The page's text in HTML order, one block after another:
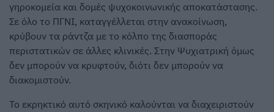
γηροκομεία και δομές ψυχοκοινωνικής αποκατάστασης.
Σε όλο το ΠΓΝΙ, καταγγέλλεται στην ανακοίνωση,
κρύβουν τα ράντζα με το κόλπο της διασποράς
περιστατικών σε άλλες κλινικές. Στην Ψυχιατρική όμως
δεν μπορούν να κρυφτούν, διότι δεν μπορούν να
διακομιστούν.
Το εκρηκτικό αυτό σκηνικό καλούνται να διαχειριστούν